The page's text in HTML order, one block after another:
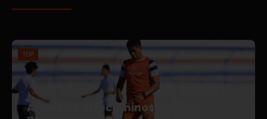
TDP
Afianza Correcaminos TDP su